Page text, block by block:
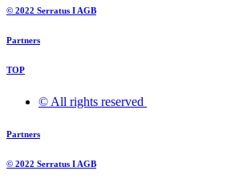
© 2022 Serratus I AGB
Partners
TOP
© All rights reserved ​
Partners
© 2022 Serratus I AGB